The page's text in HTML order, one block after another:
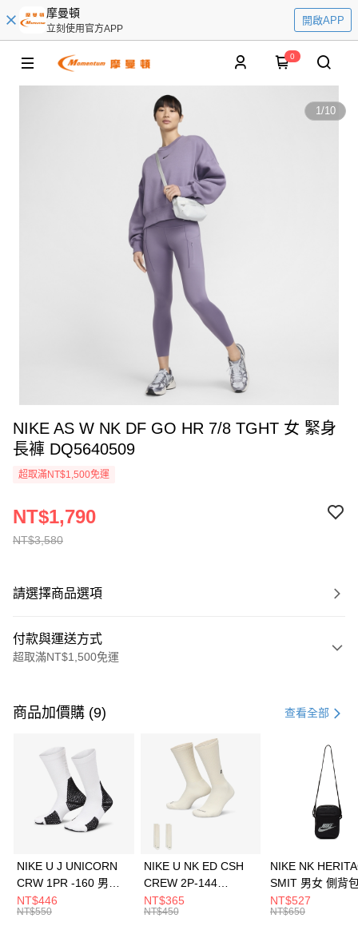
摩曼頓
立刻使用官方APP
開啟APP
0
1/10
NIKE AS W NK DF GO HR 7/8 TGHT 女 緊身
長褲 DQ5640509
超取滿NT$1,500免運
NT$3,580
NT$1,790
請選擇商品選項
付款與運送方式
超取滿NT$1,500免運
信用卡一次付款
3 期 0 利率 每期 21家銀行
合作金庫商業銀行
第一商業銀行
華南商業銀行
彰化商業銀行
上海商業儲蓄銀行
元大商業銀行
Apple Pay
全盈+PAY
AFTEE先享後付
商品加價購 (9) 查看全部
NIKE U J UNICORN
CRW 1PR -160 男女
中統襪 FZ3393100
NT$446
NT$550
NIKE U NK ED CSH
CREW 2P-144
EMBRDY 男女 短統襪
FZ3073133
NT$365
NT$450
NIKE NK
SMIT 男女 側背
BA5871010
NT$527
NT$650